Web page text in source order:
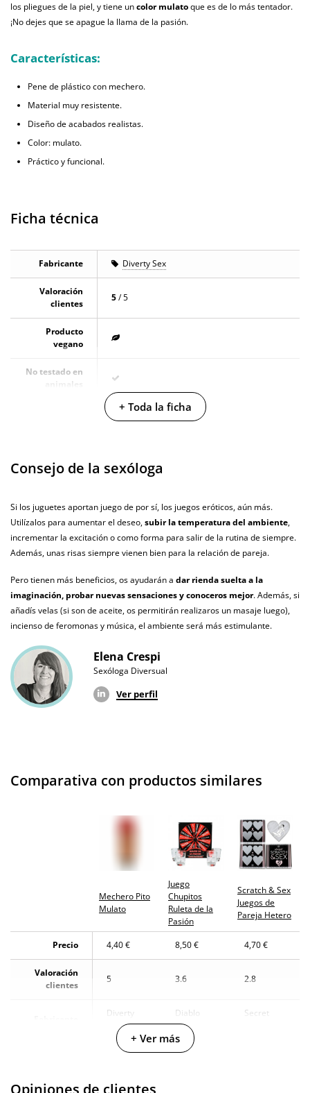
los pliegues de la piel, y tiene uncolor mulatoque es de lo más tentador.
¡No dejes que se apague la llama de la pasión.
Características:
Pene de plástico con mechero.
Material muy resistente.
Diseño de acabados realistas.
Color: mulato.
Práctico y funcional.
Ficha técnica
Fabricante Diverty Sex
Valoración
clientes
5/ 5
Producto
vegano
No testado en
animales
Paquete discreto y sin distintivos
Producto
original
¿Cuándo lo
recibo?
El martes 11 de agosto (fecha estimada)
+ Toda la ficha
Consejo de la sexóloga
Si los juguetes aportan juego de por sí, los juegos eróticos, aún más.
Utilízalos para aumentar el deseo,subir la temperatura del ambiente,
incrementar la excitación o como forma para salir de la rutina de siempre.
Además, unas risas siempre vienen bien para la relación de pareja.
Pero tienen más beneficios, os ayudarán a dar rienda suelta a la
imaginación, probar nuevas sensaciones y conoceros mejor. Además, si
añadís velas (si son de aceite, os permitirán realizaros un masaje luego),
incienso de feromonas y música, el ambiente será más estimulante.
Elena Crespi
Sexóloga Diversual
Ver perfil
Comparativa con productos similares
Mechero Pito
Mulato
Juego
Chupitos
Ruleta de la
Pasión
Scratch & Sex
Juegos de
Pareja Hetero
Precio 4,40 € 8,50 € 4,70 €
Valoración
clientes
5 3.6 2.8
Diverty
Sex
Diablo
Picante
Secret
+ Ver más